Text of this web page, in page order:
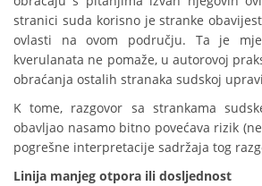
stranici suda korisno je stranke
ovlasti na ovom području. Ta je
kverulanata ne pomaže, u autorovoj
obraćanja ostalih stranaka sudskoj
K tome, razgovor sa strankama
obavljao nasamo bitno povećava rizik
pogrešne interpretacije sadržaja tog
Linija manjeg otpora ili dosljednost